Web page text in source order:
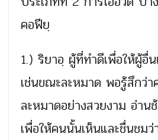
คอฟียฺ
1.) ริยาอฺ ผู้ที่ทำดีเพื่อให้ผู้อื่
เช่นขณะละหมาด พอรู้สึกว่
ละหมาดอย่างสวยงาม อ่า
เพื่อให้คนนั้นเห็นและชื่นชม